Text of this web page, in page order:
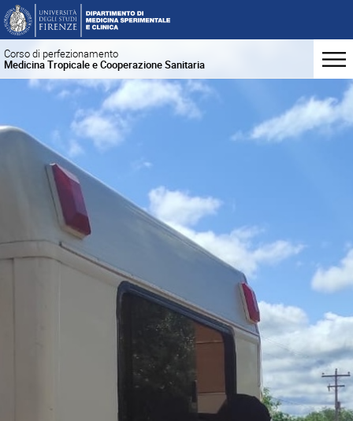
Corso di perfezionamento
Medicina Tropicale e Cooperazione Sanitaria